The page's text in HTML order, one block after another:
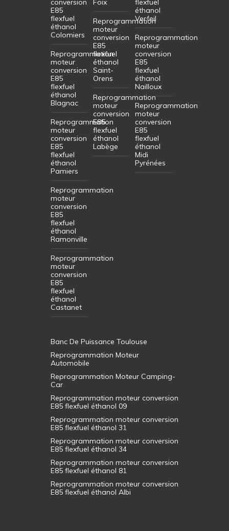
conversion
E85
flexfuel
éthanol
Colomiers
Reprogrammation
moteur
conversion
E85
flexfuel
éthanol
Blagnac
Reprogrammation
moteur
conversion
E85
flexfuel
éthanol
Pamiers
Reprogrammation
moteur
conversion
E85
flexfuel
éthanol
Ramonville
Reprogrammation
moteur
conversion
E85
flexfuel
éthanol
Castanet
Foix
Reprogrammation
moteur
conversion
E85
flexfuel
éthanol
Saint-
Orens
Reprogrammation
moteur
conversion
E85
flexfuel
éthanol
Labège
flexfuel
éthanol
Verfeil
Reprogrammation
moteur
conversion
E85
flexfuel
éthanol
Nailloux
Reprogrammation
moteur
conversion
E85
flexfuel
éthanol
Midi
Pyrénées
Banc De Puissance Toulouse
Reprogrammation Moteur
Automobile
Reprogrammation Moteur Camping-
Car
Reprogrammation moteur conversion
E85 flexfuel éthanol 09
Reprogrammation moteur conversion
E85 flexfuel éthanol 31
Reprogrammation moteur conversion
E85 flexfuel éthanol 34
Reprogrammation moteur conversion
E85 flexfuel éthanol 81
Reprogrammation moteur conversion
E85 flexfuel éthanol Albi